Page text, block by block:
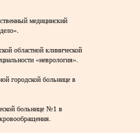
медицинский
областной клинической
«неврология».
городской больнице в
больнице №1 в